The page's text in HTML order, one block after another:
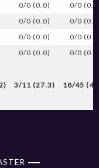
0/0 (0.0)
0/0
0/0 (0.0)
0/0
0/0 (0.0)
0/0
0/0 (0.0)
0/0
3/11 (27.3)
18/45